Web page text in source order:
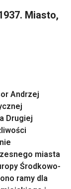
Miasto,
Andrzej
Drugiej
miasta
Środkowo-
ramy dla